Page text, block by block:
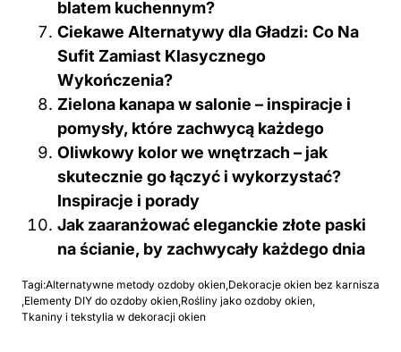
blatem kuchennym?
Ciekawe Alternatywy dla Gładzi: Co Na
Sufit Zamiast Klasycznego
Wykończenia?
Zielona kanapa w salonie – inspiracje i
pomysły, które zachwycą każdego
Oliwkowy kolor we wnętrzach – jak
skutecznie go łączyć i wykorzystać?
Inspiracje i porady
Jak zaaranżować eleganckie złote paski
na ścianie, by zachwycały każdego dnia
Tagi:Alternatywne metody ozdoby okien,Dekoracje okien bez karnisza
,Elementy DIY do ozdoby okien,Rośliny jako ozdoby okien,
Tkaniny i tekstylia w dekoracji okien